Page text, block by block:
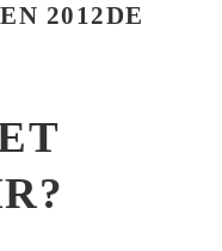
2012DE